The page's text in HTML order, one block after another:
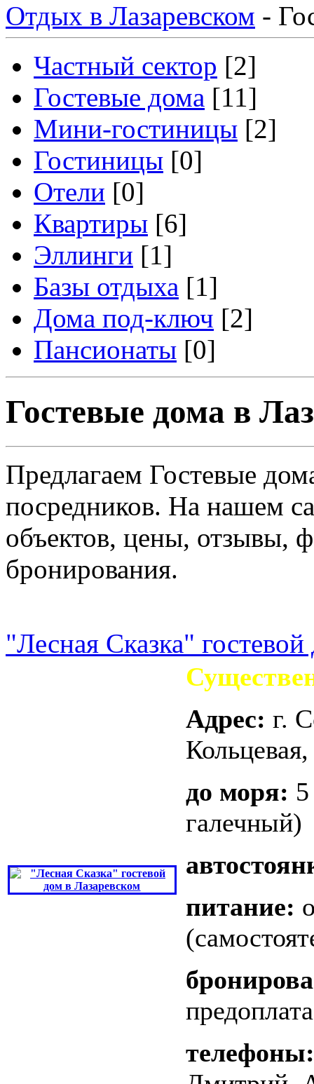
Отдых в Лазаревском -
Частный сектор [2]
Гостевые дома [11]
Мини-гостиницы [2]
Гостиницы [0]
Отели [0]
Квартиры [6]
Эллинги [1]
Базы отдыха [1]
Дома под-ключ [2]
Пансионаты [0]
Гостевые дома в
Предлагаем Гостевые
посредников. На нашем
объектов, цены, отзывы,
бронирования.
"Лесная Сказка"
Адрес: г.
до моря:
галечный)
питание:
предоплата
телефоны: